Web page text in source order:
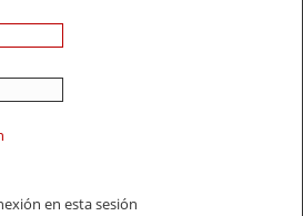
en esta sesión